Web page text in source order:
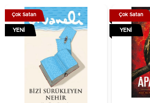
Çok Satan
YENI
Çok Satan
YENI